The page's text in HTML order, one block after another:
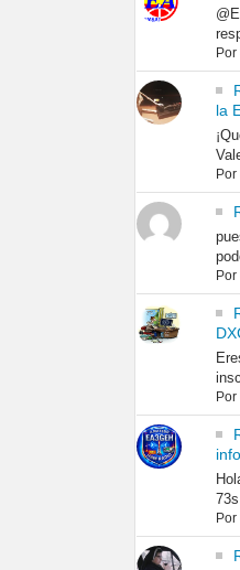
Por
la
Por
Por
Por
73s
Por